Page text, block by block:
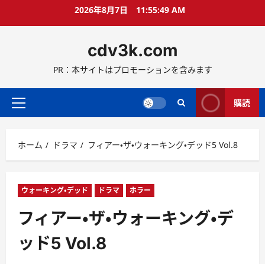
ス
ッ
2026年8月7日 11:55:50 AM
cdv3k.com
PR：本サイトはプロモーションを含みます
メ
メ
ニ
ー
購読
ホーム ドラマ フィアー・ザ・ウォーキング・デッド5 Vol.8
ウォーキング・デッド ドラマ ホラー
フィアー・ザ・ウォーキング・デ
ッド5 Vol.8